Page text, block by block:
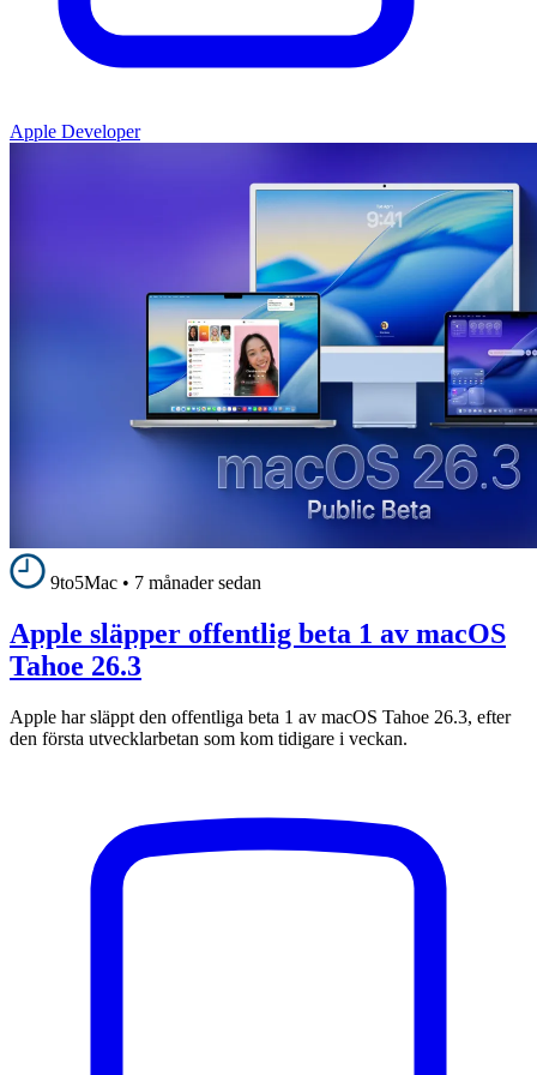
Apple Developer
9to5Mac • 7 månader sedan
Apple släpper offentlig beta 1 av macOS
Tahoe 26.3
Apple har släppt den offentliga beta 1 av macOS Tahoe 26.3, efter
den första utvecklarbetan som kom tidigare i veckan.